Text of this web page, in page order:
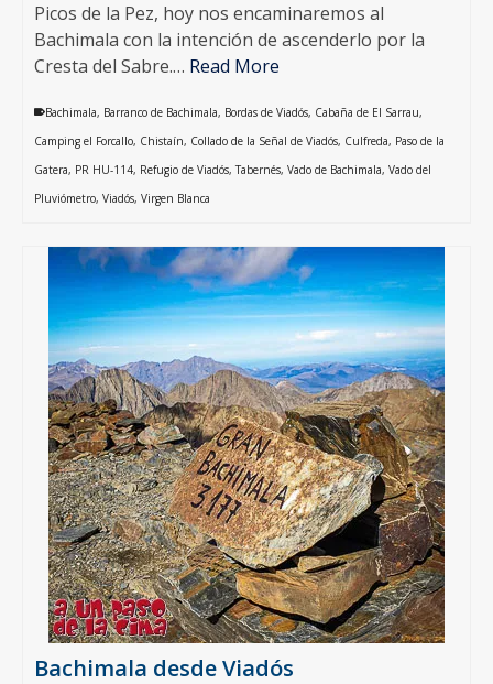
Picos de la Pez, hoy nos encaminaremos al
Bachimala con la intención de ascenderlo por la
Cresta del Sabre.… Read More
Bachimala, Barranco de Bachimala, Bordas de Viadós, Cabaña de El Sarrau,
Camping el Forcallo, Chistaín, Collado de la Señal de Viadós, Culfreda, Paso de la
Gatera, PR HU-114, Refugio de Viadós,Tabernés, Vado de Bachimala, Vado del
Pluviómetro, Viadós, Virgen Blanca
Bachimala desde Viadós